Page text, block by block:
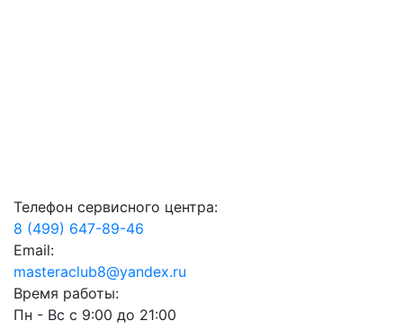
Телефон сервисного центра:
8 (499) 647-89-46
Email:
masteraclub8@yandex.ru
Время работы:
Пн - Вс с 9:00 до 21:00